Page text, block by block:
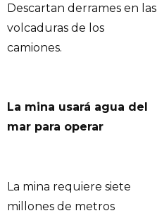
Descartan derrames en las
volcaduras de los
camiones.
La mina usará agua del
mar para operar
La mina requiere siete
millones de metros